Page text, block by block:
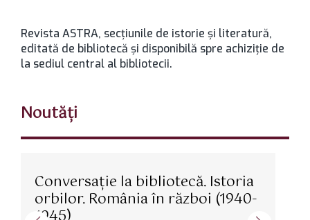
Revista ASTRA, secţiunile de istorie şi literatură,
editată de bibliotecă şi disponibilă spre achiziţie de
la sediul central al bibliotecii.
Noutăți
Conversație la bibliotecă. Istoria
orbilor. România în război (1940-